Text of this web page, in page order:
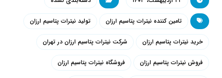
تامین کننده نیترات پتاسیم ارزان تولید نیترات پتاسیم ارزان
خرید نیترات پتاسیم ارزان شرکت نیترات پتاسیم ارزان در تهران
فروش نیترات پتاسیم ارزان فروشگاه نیترات پتاسیم ارزان